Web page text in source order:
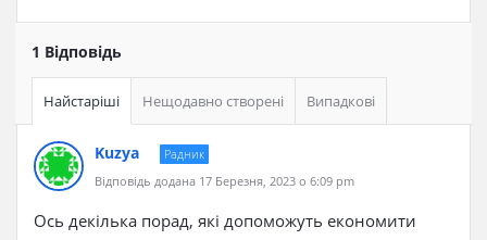
1 Відповідь
Найстаріші Нещодавно створені Випадкові
Kuzya
Радник
Відповідь додана 17 Березня, 2023 о 6:09 pm
Ось декілька порад, які допоможуть економити